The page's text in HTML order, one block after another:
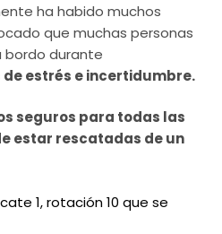
ha habido muchos
que muchas personas
bordo durante
estrés e incertidumbre.
seguros para todas las
estar rescatadas de un